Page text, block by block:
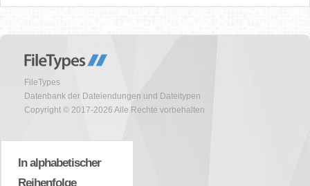
FileTypes
Datenbank der Dateiendungen und Dateitypen
Copyright © 2017-2026 Alle Rechte vorbehalten
In alphabetischer
Reihenfolge